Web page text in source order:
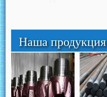
Наша продукция